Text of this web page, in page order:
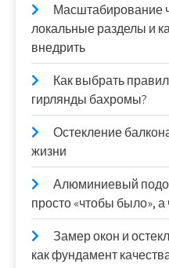
Масштабирование
локальные разделы и
внедрить
Как выбрать
гирлянды бахромы?
Остекление
жизни
Алюминиевый
просто «чтобы было»,
Замер окон и
как фундамент